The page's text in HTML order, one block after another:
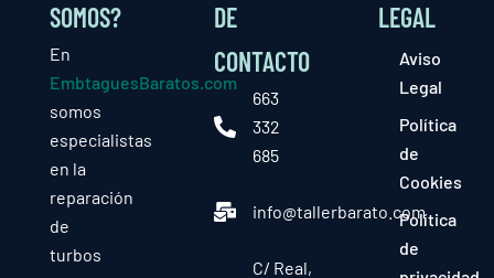
SOMOS?
En
EmbtaguesBaratos.com
somos
especialistas
en la
reparación
de
turbos
DE
CONTACTO
663
332
685
info@tallerbarato.com
C/ Real,
LEGAL
Aviso
Legal
Política
de
Cookies
Política
de